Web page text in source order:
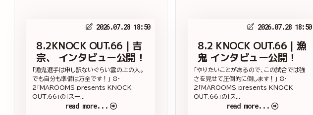
2026.07.28 18:50
8.2KNOCK OUT.66｜吉
宗、 インタビュー公開！
「漁鬼選手は申し訳ないぐらい雲の上の人。
でも自分も準備は万全です！」 8・
2「MAROOMS presents KNOCK
OUT.66」の［スー...
read more...
2026.07.28 18:50
8.2 KNOCK OUT.66｜漁
鬼 インタビュー公開！
「やりたいことがあるので、この試合では強
さを見せて圧倒的に倒します！」 8・
2「MAROOMS presents KNOCK
OUT.66」の［ス...
read more...